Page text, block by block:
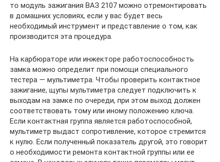
то модуль зажигания ВАЗ 2107 можно отремонтировать
в домашних условиях, если у вас будет весь
необходимый инструмент и представление о том, как
производится эта процедура.
На карбюраторе или инжекторе работоспособность
замка можно определит при помощи специального
тестера — мультиметра. Чтобы проверить контактное
зажигание, щупы мультиметра следует подключить к
выходам на замке по очереди, при этом выход должен
соответствовать тому или иному положению ключа.
Если контактная группа является работоспособной,
мультиметр выдаст сопротивление, которое стремится
к нулю. Если полученный показатель другой, это говорит
о необходимости ремонта контактной группы или ее